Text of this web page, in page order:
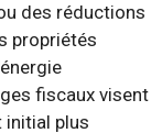
des réductions
propriétés
fiscaux visent
initial plus